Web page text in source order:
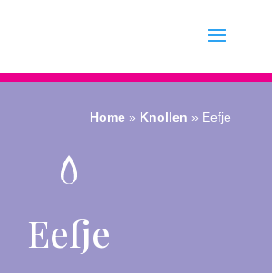
Home » Knollen » Eefje
Eefje